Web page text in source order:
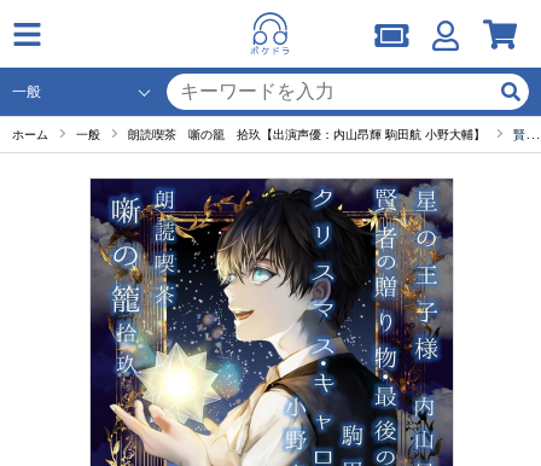
ホーム 一般 朗読喫茶 噺の籠 拾玖【出演声優：内山昂輝 駒田航 小野大輔】 賢者の贈り物・最後の一葉 朗読：駒田航